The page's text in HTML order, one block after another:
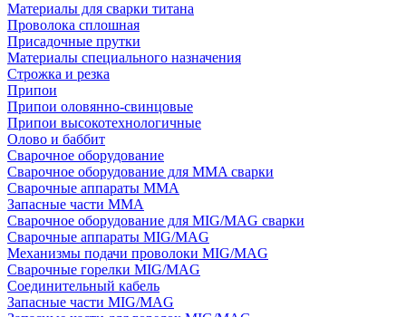
Материалы для сварки титана
Проволока сплошная
Присадочные прутки
Материалы специального назначения
Строжка и резка
Припои
Припои оловянно-свинцовые
Припои высокотехнологичные
Олово и баббит
Сварочное оборудование
Сварочное оборудование для MMA сварки
Сварочные аппараты MMA
Запасные части MMA
Сварочное оборудование для MIG/MAG сварки
Сварочные аппараты MIG/MAG
Механизмы подачи проволоки MIG/MAG
Сварочные горелки MIG/MAG
Соединительный кабель
Запасные части MIG/MAG